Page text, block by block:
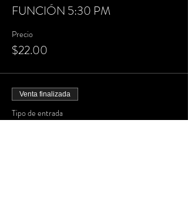
FUNCIÓN 5:30 PM
Precio
$22.00
Venta finalizada
Tipo de entrada